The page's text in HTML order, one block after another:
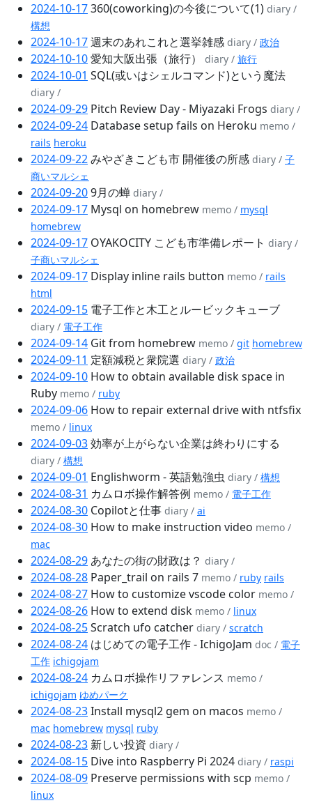
2024-10-17360(coworking)の今後について(1) diary /
構想
2024-10-17週末のあれこれと選挙雑感 diary / 政治
2024-10-10愛知大阪出張（旅行） diary / 旅行
2024-10-01 SQL(或いはシェルコマンド)という魔法
diary /
2024-09-29 Pitch Review Day - Miyazaki Frogs diary /
2024-09-24 Database setup fails on Heroku memo /
rails heroku
2024-09-22みやざきこども市 開催後の所感 diary / 子
商いマルシェ
2024-09-209月の蝉 diary /
2024-09-17 Mysql on homebrew memo / mysql
homebrew
2024-09-17 OYAKOCITY こども市準備レポート diary /
子商いマルシェ
2024-09-17 Display inline rails button memo / rails
html
2024-09-15 電子工作と木工とルービックキューブ
diary / 電子工作
2024-09-14 Git from homebrew memo / git homebrew
2024-09-11 定額減税と衆院選 diary / 政治
2024-09-10 How to obtain available disk space in
Ruby memo / ruby
2024-09-06 How to repair external drive with ntfsfix
memo / linux
2024-09-03効率が上がらない企業は終わりにする
diary / 構想
2024-09-01 Englishworm - 英語勉強虫 diary / 構想
2024-08-31 カムロボ操作解答例 memo / 電子工作
2024-08-30 Copilotと仕事 diary / ai
2024-08-30 How to make instruction video memo /
mac
2024-08-29 あなたの街の財政は？ diary /
2024-08-28 Paper_trail on rails 7 memo / ruby rails
2024-08-27 How to customize vscode color memo /
2024-08-26 How to extend disk memo / linux
2024-08-25Scratch ufo catcher diary / scratch
2024-08-24 はじめての電子工作 - IchigoJam doc / 電子
工作 ichigojam
2024-08-24 カムロボ操作リファレンス memo /
ichigojam ゆめパーク
2024-08-23Install mysql2 gem on macos memo /
mac homebrew mysql ruby
2024-08-23 新しい投資 diary /
2024-08-15 Dive into Raspberry Pi 2024 diary / raspi
2024-08-09 Preserve permissions with scp memo /
linux